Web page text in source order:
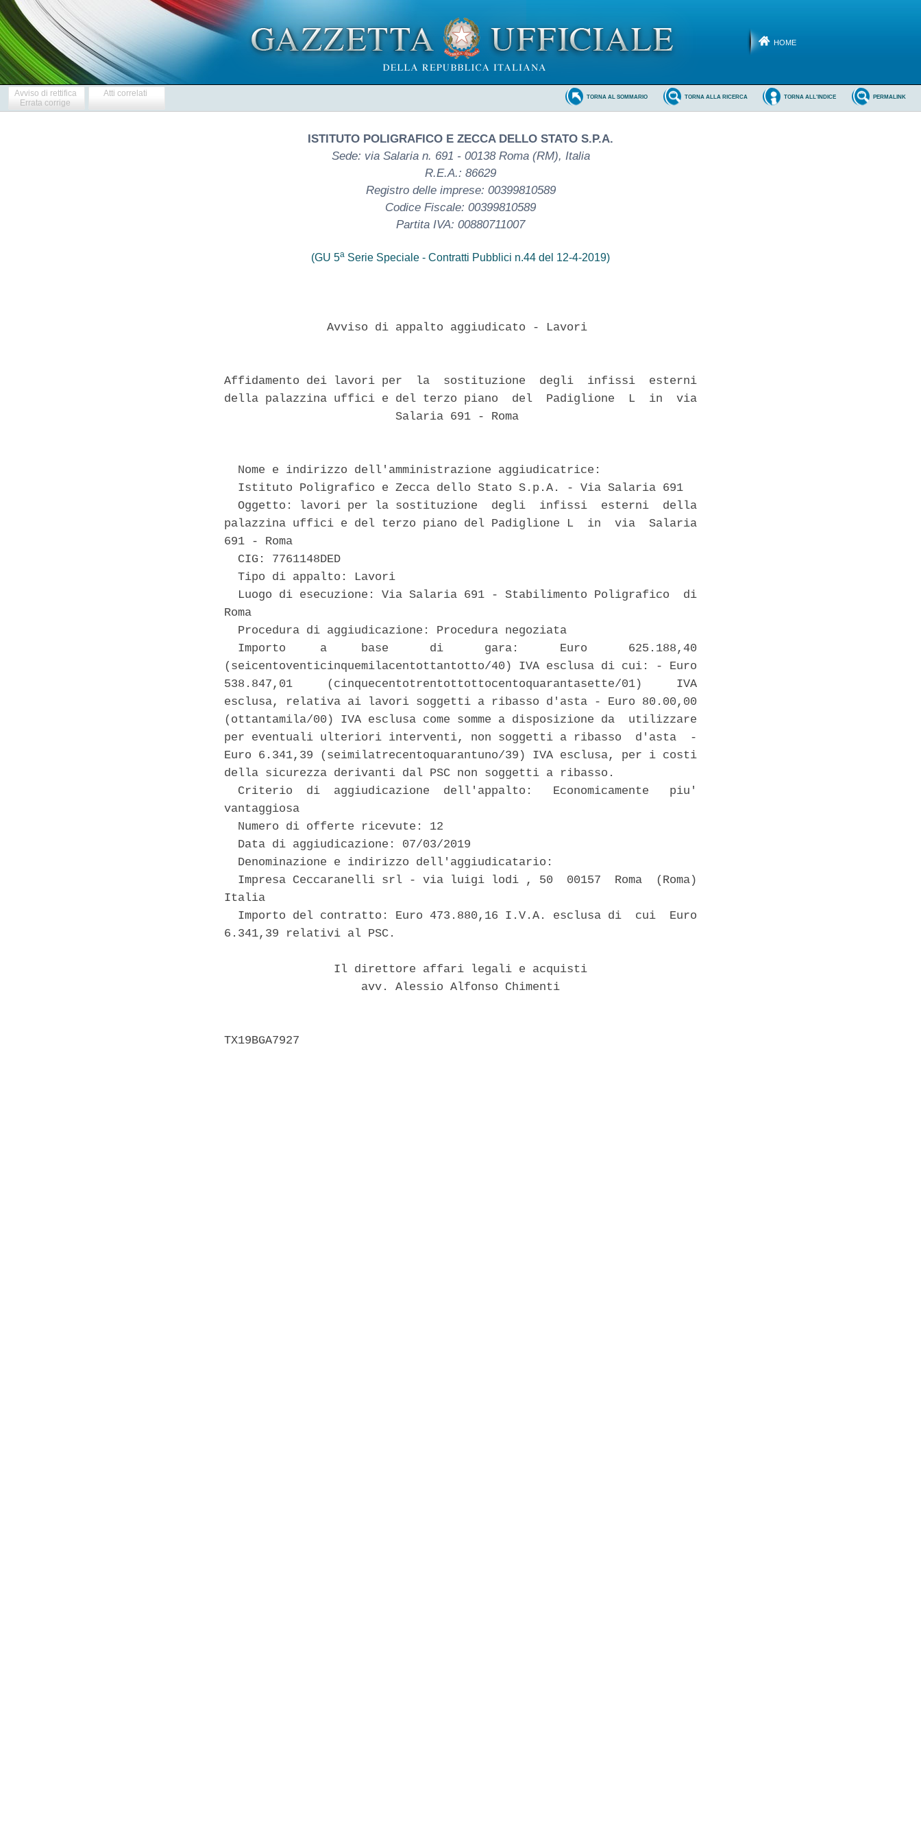
HOME
Avviso di rettifica
Errata corrige
Atti correlati PERMALINK
TORNA ALL'INDICE
TORNA ALLA RICERCA
TORNA AL SOMMARIO
ISTITUTO POLIGRAFICO E ZECCA DELLO STATO S.P.A.
Sede: via Salaria n. 691 - 00138 Roma (RM), Italia
R.E.A.: 86629
Registro delle imprese: 00399810589
Codice Fiscale: 00399810589
Partita IVA: 00880711007
(GU 5a Serie Speciale - Contratti Pubblici n.44 del 12-4-2019)
               Avviso di appalto aggiudicato - Lavori
Affidamento dei lavori per  la  sostituzione  degli  infissi  esterni
della palazzina uffici e del terzo piano  del  Padiglione  L  in  via
                         Salaria 691 - Roma
  Nome e indirizzo dell'amministrazione aggiudicatrice:
  Istituto Poligrafico e Zecca dello Stato S.p.A. - Via Salaria 691
  Oggetto: lavori per la sostituzione  degli  infissi  esterni  della
palazzina uffici e del terzo piano del Padiglione L  in  via  Salaria
691 - Roma
  CIG: 7761148DED
  Tipo di appalto: Lavori
  Luogo di esecuzione: Via Salaria 691 - Stabilimento Poligrafico  di
Roma
  Procedura di aggiudicazione: Procedura negoziata
  Importo     a     base      di      gara:      Euro      625.188,40
(seicentoventicinquemilacentottantotto/40) IVA esclusa di cui: - Euro
538.847,01     (cinquecentotrentottottocentoquarantasette/01)     IVA
esclusa, relativa ai lavori soggetti a ribasso d'asta - Euro 80.00,00
(ottantamila/00) IVA esclusa come somme a disposizione da  utilizzare
per eventuali ulteriori interventi, non soggetti a ribasso  d'asta  -
Euro 6.341,39 (seimilatrecentoquarantuno/39) IVA esclusa, per i costi
della sicurezza derivanti dal PSC non soggetti a ribasso.
  Criterio  di  aggiudicazione  dell'appalto:   Economicamente   piu'
vantaggiosa
  Numero di offerte ricevute: 12
  Data di aggiudicazione: 07/03/2019
  Denominazione e indirizzo dell'aggiudicatario:
  Impresa Ceccaranelli srl - via luigi lodi , 50  00157  Roma  (Roma)
Italia
  Importo del contratto: Euro 473.880,16 I.V.A. esclusa di  cui  Euro
6.341,39 relativi al PSC.
                Il direttore affari legali e acquisti
                    avv. Alessio Alfonso Chimenti